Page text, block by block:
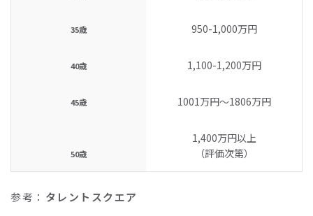
35歳 950-1,000万円
40歳 1,100-1,200万円
45歳 1001万円〜1806万円
50歳
1,400万円以上
（評価次第）
参考： タレントスクエア